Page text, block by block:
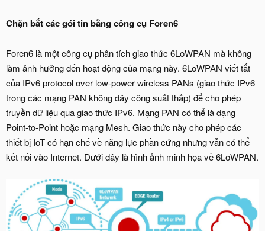
Chặn bắt các gói tin bằng công cụ Foren6
Foren6 là một công cụ phân tích giao thức 6LoWPAN mà không
làm ảnh hưởng đến hoạt động của mạng này. 6LoWPAN viết tắt
của IPv6 protocol over low-power wireless PANs (giao thức IPv6
trong các mạng PAN không dây công suất thấp) để cho phép
truyền dữ liệu qua giao thức IPv6. Mạng PAN có thể là dạng
Point-to-Point hoặc mạng Mesh. Giao thức này cho phép các
thiết bị IoT có hạn chế về năng lực phần cứng nhưng vẫn có thể
kết nối vào Internet. Dưới đây là hình ảnh minh họa về 6LoWPAN.